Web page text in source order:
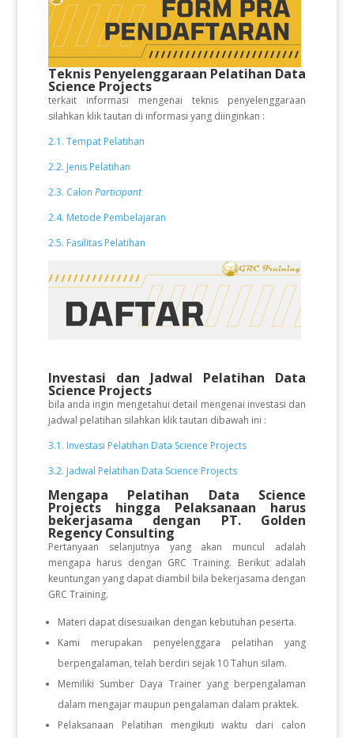
Teknis Penyelenggaraan Pelatihan Data
Science Projects
terkait informasi mengenai teknis penyelenggaraan
silahkan klik tautan di informasi yang diinginkan :
2.1. Tempat Pelatihan
2.2. Jenis Pelatihan
2.3. Calon Participant
2.4. Metode Pembelajaran
2.5. Fasilitas Pelatihan
Investasi dan Jadwal Pelatihan Data
Science Projects
bila anda ingin mengetahui detail mengenai investasi dan
jadwal pelatihan silahkan klik tautan dibawah ini :
3.1. Investasi Pelatihan Data Science Projects
3.2. Jadwal Pelatihan Data Science Projects
Mengapa Pelatihan Data Science
Projects hingga Pelaksanaan harus
bekerjasama dengan PT. Golden
Regency Consulting
Pertanyaan selanjutnya yang akan muncul adalah
mengapa harus dengan GRC Training. Berikut adalah
keuntungan yang dapat diambil bila bekerjasama dengan
GRC Training.
Materi dapat disesuaikan dengan kebutuhan peserta.
Kami merupakan penyelenggara pelatihan yang
berpengalaman, telah berdiri sejak 10 Tahun silam.
Memiliki Sumber Daya Trainer yang berpengalaman
dalam mengajar maupun pengalaman dalam praktek.
Pelaksanaan Pelatihan mengikuti waktu dari calon